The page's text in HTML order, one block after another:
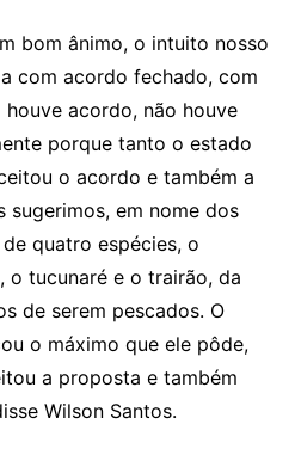
bom ânimo, o intuito nosso
com acordo fechado, com
acordo, não houve
porque tanto o estado
o acordo e também a
sugerimos, em nome dos
quatro espécies, o
o tucunaré e o trairão, da
de serem pescados. O
o máximo que ele pôde,
a proposta e também
Wilson Santos.